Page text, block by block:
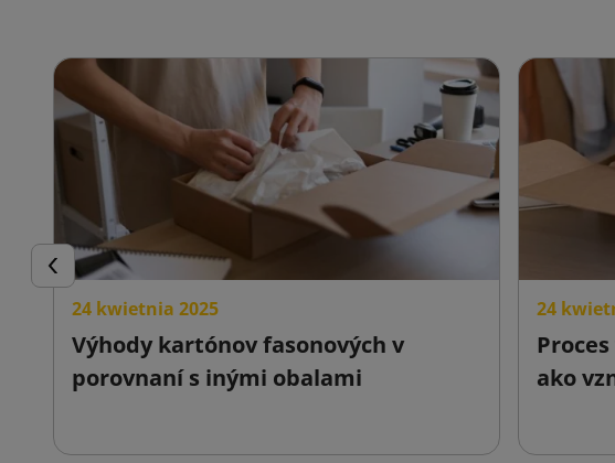
Promocia a reklama:
logotypov alebo
Informácia:
Poskytnutie
balenia alebo poznámok
Čitateľnosť:
Ústrednosť a
schopnosť
dekorácia, remeselníctvo a
Späť
24 kwietnia 2025
Výhody kartónov fasonových v
porovnaní s inými obalami
24
ako